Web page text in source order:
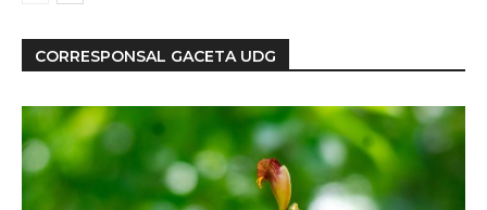
CORRESPONSAL GACETA UDG